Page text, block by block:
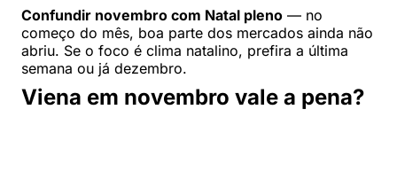
Confundir novembro com Natal pleno — no
começo do mês, boa parte dos mercados ainda não
abriu. Se o foco é clima natalino, prefira a última
semana ou já dezembro.
Viena em novembro vale a pena?